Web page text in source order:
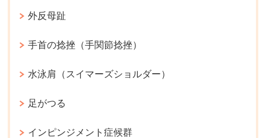
外反母趾
手首の捻挫（手関節捻挫）
水泳肩（スイマーズショルダー）
足がつる
インピンジメント症候群